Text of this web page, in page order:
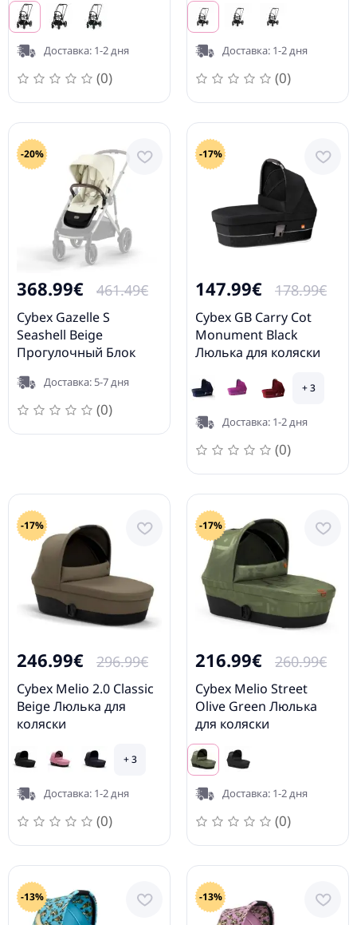
Доставка: 1-2 дня
(0)
Доставка: 1-2 дня
(0)
-20%
368.99€ 461.49€
Cybex Gazelle S
Seashell Beige
Прогулочный Блок
Доставка: 5-7 дня
(0)
-17%
147.99€ 178.99€
Cybex GB Carry Cot
Monument Black
Люлька для коляски
+ 3
Доставка: 1-2 дня
(0)
-17%
246.99€ 296.99€
Cybex Melio 2.0 Classic
Beige Люлька для
коляски
+ 3
Доставка: 1-2 дня
(0)
-17%
216.99€ 260.99€
Cybex Melio Street
Olive Green Люлька
для коляски
Доставка: 1-2 дня
(0)
-13% -13%